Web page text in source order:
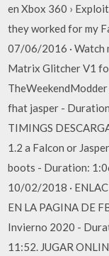
en Xbox 360 ›
they worked for my
07/06/2016 · Watch
Matrix Glitcher V1
fhat jasper -
TIMINGS
1.2 a Falcon or
boots - Duration:
10/02/2018 ·
EN LA PAGINA DE
Invierno 2020 -
11:52. JUGAR